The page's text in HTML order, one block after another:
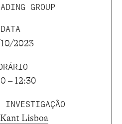
GROUP
DATA
2023
– 12:30
INVESTIGAÇÃO
Lisboa